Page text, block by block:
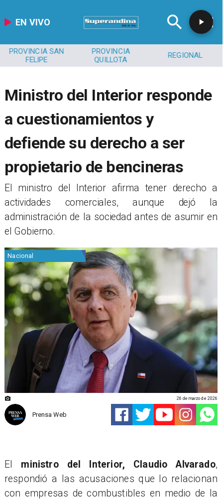
EN VIVO
PROVINCIA SAN
FELIPE
PROVINCIA
QUILLOTA
REGIONAL
Ministro del Interior responde
a cuestionamientos y
defiende su derecho a ser
propietario de bencineras
El ministro del Interior afirma tener derecho a
actividades comerciales, aunque dejó la
administración de la sociedad antes de asumir en
el Gobierno.
Nacional
Prensa Web
26 de marzo de 2026
El ministro del Interior, Claudio Alvarado,
respondió a las acusaciones que lo relacionan
con empresas de combustibles en medio de la